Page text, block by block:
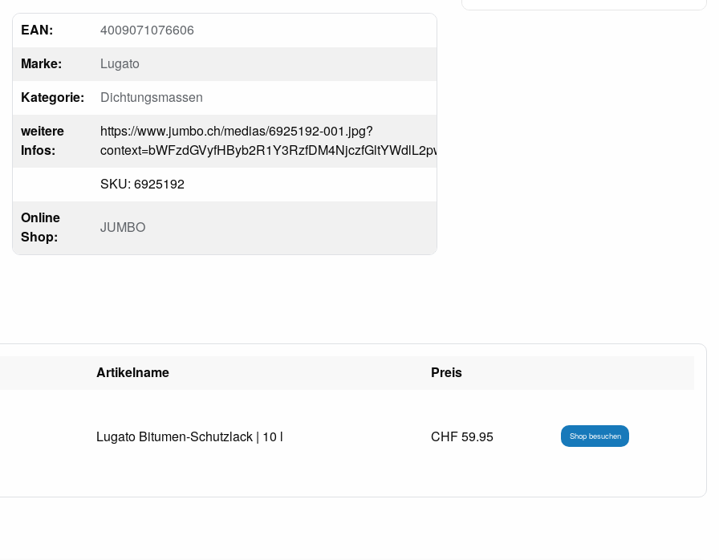
EAN:
4009071076606
Marke:
Lugato
Kategorie:
Dichtungsmassen
weitere
Infos:
https://www.jumbo.ch/medias/6925192-001.jpg?
SKU: 6925192
Online
Shop:
JUMBO
Artikelname Preis
Lugato Bitumen-Schutzlack | 10 l CHF 59.95 Shop besuchen